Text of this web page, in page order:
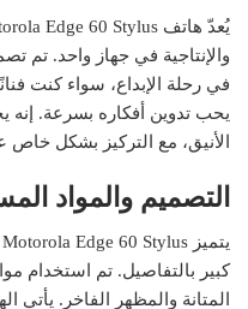
والإنتاجية في جهاز واحد. تم
في رحلة الإبداع، سواء كنت
يحب تدوين أفكاره بسرعة. إنه
الأنيق، مع التركيز بشكل
التصميم والمواد
كبير بالتفاصيل. تم استخدام
المتانة والمظهر الفاخر. يأتي